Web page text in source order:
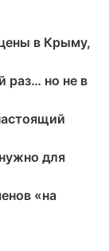
в Крыму,
раз… но не в
для
«на